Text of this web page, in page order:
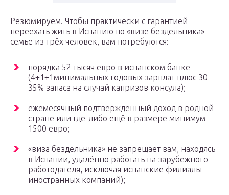
Резюмируем. Чтобы практически с гарантией
переехать жить в Испанию по «визе бездельника»
семье из трёх человек, вам потребуются:
порядка 52 тысяч евро в испанском банке
(4+1+1минимальных годовых зарплат плюс 30-
35% запаса на случай капризов консула);
ежемесячный подтвержденный доход в родной
стране или где-либо ещё в размере минимум
1500 евро;
«виза бездельника» не запрещает вам, находясь
в Испании, удалённо работать на зарубежного
работодателя, исключая испанские филиалы
иностранных компаний);